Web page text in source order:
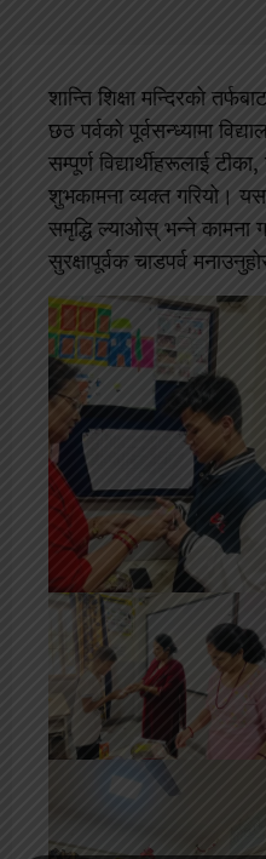
शान्ति शिक्षा मन्दिरको
छठ पर्वको पूर्वसन्ध्यामा
सम्पूर्ण विद्यार्थीहरूलाई
शुभकामना व्यक्त गरियो।
समृद्धि ल्याओस् भन्ने कामना
सुरक्षापूर्वक चाडपर्व